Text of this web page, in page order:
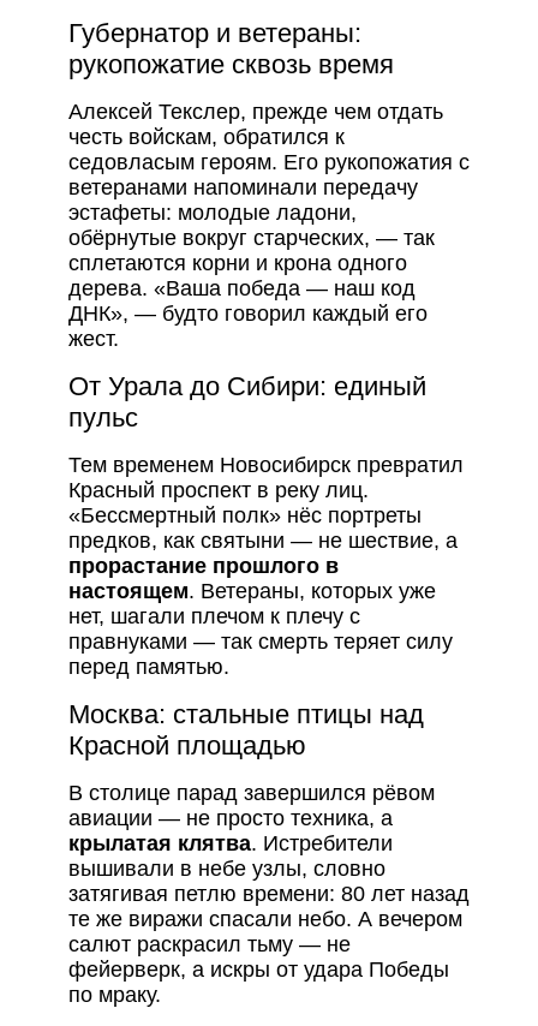
Губернатор и ветераны:
рукопожатие сквозь время
Алексей Текслер, прежде чем отдать
честь войскам, обратился к
седовласым героям. Его рукопожатия с
ветеранами напоминали передачу
эстафеты: молодые ладони,
обёрнутые вокруг старческих, — так
сплетаются корни и крона одного
дерева. «Ваша победа — наш код
ДНК», — будто говорил каждый его
жест.
От Урала до Сибири: единый
пульс
Тем временем Новосибирск превратил
Красный проспект в реку лиц.
«Бессмертный полк» нёс портреты
предков, как святыни — не шествие, а
прорастание прошлого в
настоящем. Ветераны, которых уже
нет, шагали плечом к плечу с
правнуками — так смерть теряет силу
перед памятью.
Москва: стальные птицы над
Красной площадью
В столице парад завершился рёвом
авиации — не просто техника, а
крылатая клятва. Истребители
вышивали в небе узлы, словно
затягивая петлю времени: 80 лет назад
те же виражи спасали небо. А вечером
салют раскрасил тьму — не
фейерверк, а искры от удара Победы
по мраку.